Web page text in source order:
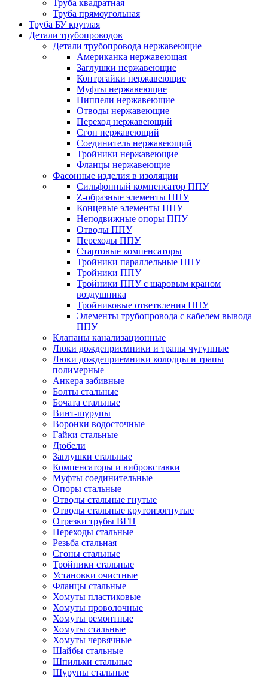
Труба квадратная
Труба прямоугольная
Труба БУ круглая
Детали трубопроводов
Детали трубопровода нержавеющие
Американка нержавеющая
Заглушки нержавеющие
Контргайки нержавеющие
Муфты нержавеющие
Ниппели нержавеющие
Отводы нержавеющие
Переход нержавеющий
Сгон нержавеющий
Соединитель нержавеющий
Тройники нержавеющие
Фланцы нержавеющие
Фасонные изделия в изоляции
Cильфонный компенсатор ППУ
Z-образные элементы ППУ
Концевые элементы ППУ
Неподвижные опоры ППУ
Отводы ППУ
Переходы ППУ
Стартовые компенсаторы
Тройники параллельные ППУ
Тройники ППУ
Тройники ППУ с шаровым краном
воздушника
Тройниковые ответвления ППУ
Элементы трубопровода с кабелем вывода
ППУ
Клапаны канализационные
Люки дождеприемники и трапы чугунные
Люки дождеприемники колодцы и трапы
полимерные
Анкера забивные
Болты стальные
Бочата стальные
Винт-шурупы
Воронки водосточные
Гайки стальные
Дюбели
Заглушки стальные
Компенсаторы и вибровставки
Муфты соединительные
Опоры стальные
Отводы стальные гнутые
Отводы стальные крутоизогнутые
Отрезки трубы ВГП
Переходы стальные
Резьба стальная
Сгоны стальные
Тройники стальные
Установки очистные
Фланцы стальные
Хомуты пластиковые
Хомуты проволочные
Хомуты ремонтные
Хомуты стальные
Хомуты червячные
Шайбы стальные
Шпильки стальные
Шурупы стальные